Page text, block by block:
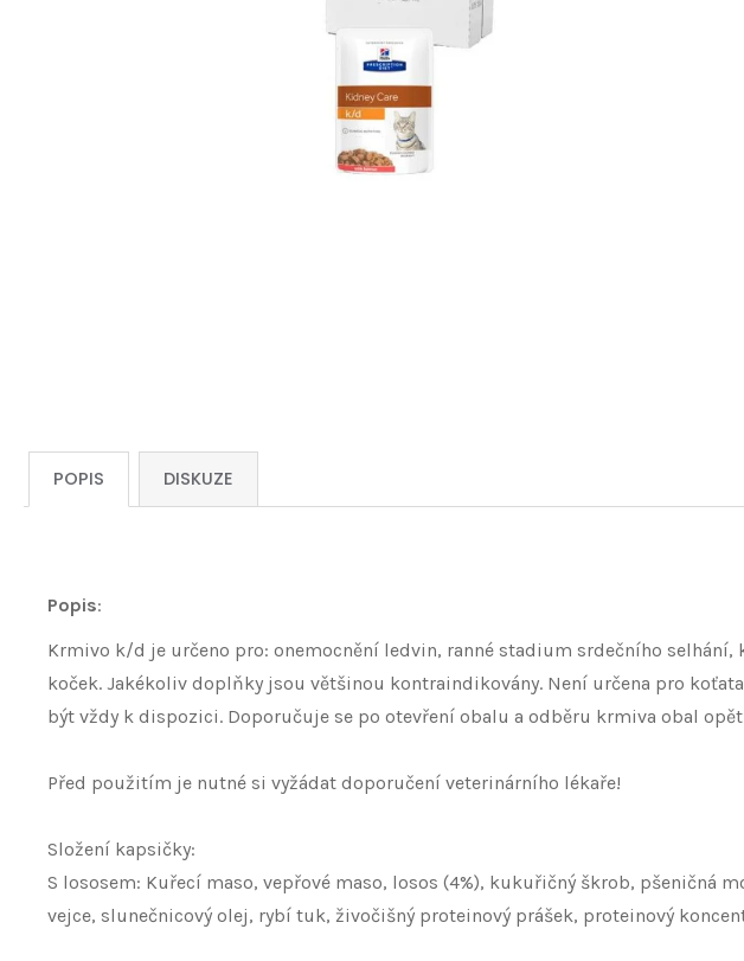
POPIS DISKUZE
Popis:
Krmivo k/d je určeno pro: onemocnění ledvin, ranné stadium srdečního
koček. Jakékoliv doplňky jsou většinou kontraindikovány. Není určena pro
být vždy k dispozici. Doporučuje se po otevření obalu a odběru krmiva obal
Před použitím je nutné si vyžádat doporučení veterinárního lékaře!
Složení kapsičky:
S lososem: Kuřecí maso, vepřové maso, losos (4%), kukuřičný škrob, pšeničná
vejce, slunečnicový olej, rybí tuk, živočišný proteinový prášek, proteinový